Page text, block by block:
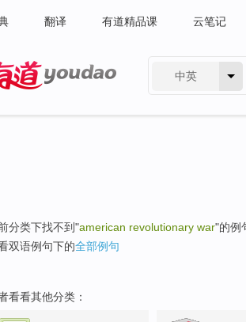
翻译 有道精品课 云笔记
中英
分类下找不到"american revolutionary war"的例
双语例句下的全部例句
看看其他分类：